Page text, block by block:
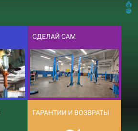
СДЕЛАЙ САМ
ГАРАНТИИ И ВОЗВРАТЫ